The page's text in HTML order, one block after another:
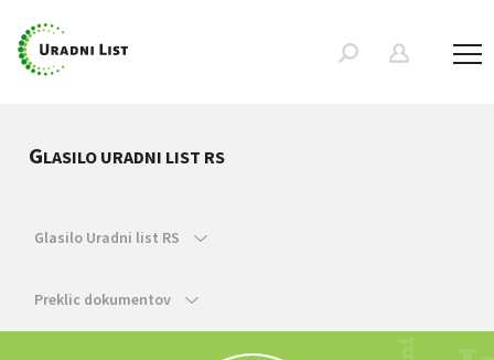
GLASILO URADNI LIST RS
Glasilo Uradni list RS
Preklic dokumentov